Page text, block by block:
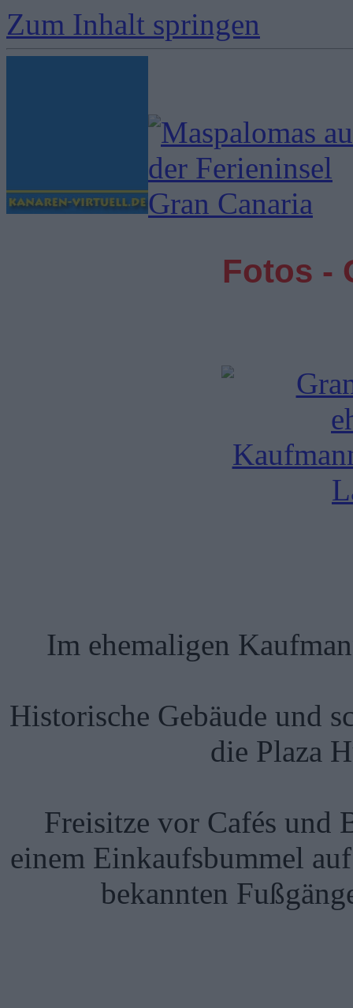
Zum Inhalt springen
Fotos -
Im ehemaligen
Historische Gebäude und
die Plaza
Freisitze vor Cafés und
einem Einkaufsbummel
bekannten